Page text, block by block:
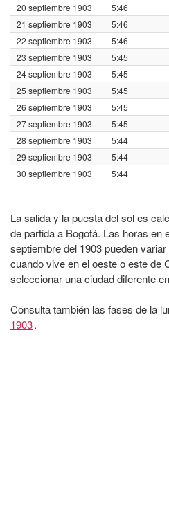
20 septiembre 1903
5:46
21 septiembre 1903
5:46
22 septiembre 1903
5:46
23 septiembre 1903
5:45
24 septiembre 1903
5:45
25 septiembre 1903
5:45
26 septiembre 1903
5:45
27 septiembre 1903
5:45
28 septiembre 1903
5:44
29 septiembre 1903
5:44
30 septiembre 1903
5:44
La salida y la puesta del sol es
de partida a Bogotá. Las horas en
septiembre del 1903 pueden
cuando vive en el oeste o este de
seleccionar una ciudad diferente
Consulta también las fases de la
1903.